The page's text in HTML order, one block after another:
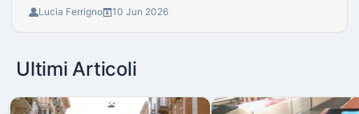
Lucia Ferrigno 10 Jun 2026
Ultimi Articoli